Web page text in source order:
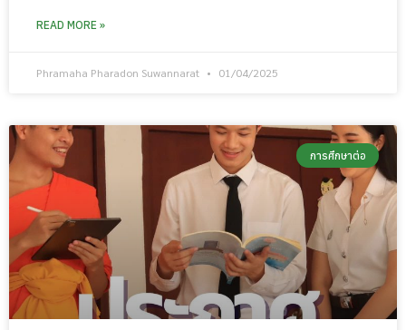
READ MORE »
Phramaha Pharadon Suwannarat 01/04/2025
การศึกษาต่อ